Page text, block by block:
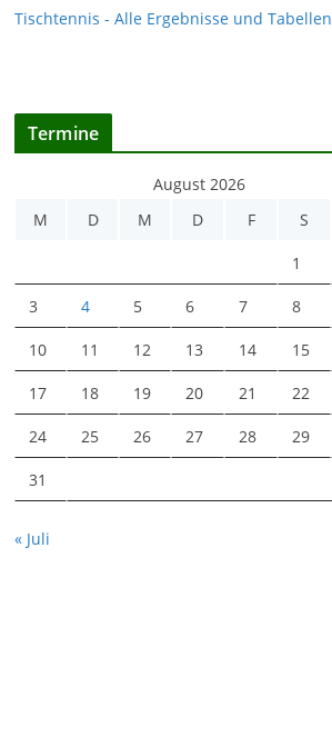
Tischtennis - Alle Ergebnisse und Tabellen
Termine
August 2026
M
D M D F S
1
3 4 5 6 7 8
10 11 12 13 14 15
17 18 19 20 21 22
24 25 26 27 28 29
31
« Juli